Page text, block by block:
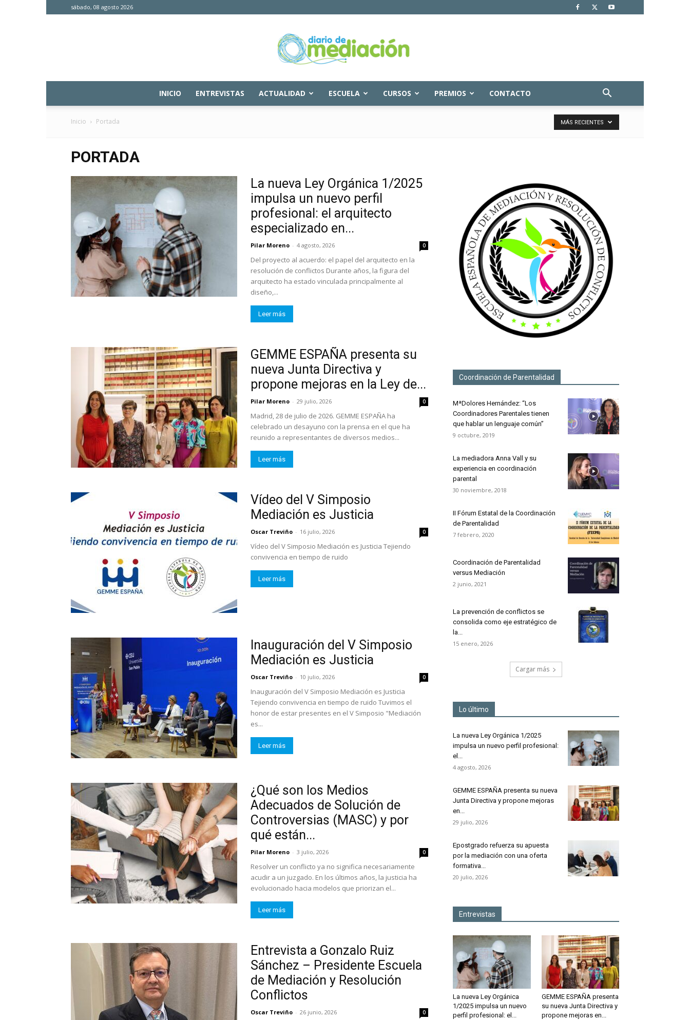
sábado, 08 agosto 2026
Diario
INICIO ENTREVISTAS ACTUALIDAD ESCUELA CURSOS PREMIOS CONTACTO
Inicio Portada MÁS RECIENTES
PORTADA
La nueva Ley Orgánica 1/2025
impulsa un nuevo perfil
profesional: el arquitecto
especializado en...
Pilar Moreno - 4 agosto, 2026 0
Del proyecto al acuerdo: el papel del arquitecto en la
resolución de conflictos Durante años, la figura del
arquitecto ha estado vinculada principalmente al
diseño,...
Leer más
GEMME ESPAÑA presenta su
nueva Junta Directiva y
propone mejoras en la Ley de...
Pilar Moreno - 29 julio, 2026 0
Madrid, 28 de julio de 2026. GEMME ESPAÑA ha
celebrado un desayuno con la prensa en el que ha
reunido a representantes de diversos medios...
Leer más
Vídeo del V Simposio
Mediación es Justicia
Oscar Treviño - 16 julio, 2026 0
Vídeo del V Simposio Mediación es Justicia Tejiendo
convivencia en tiempo de ruido
Leer más
Inauguración del V Simposio
Mediación es Justicia
Oscar Treviño - 10 julio, 2026 0
Inauguración del V Simposio Mediación es Justicia
Tejiendo convivencia en tiempo de ruido Tuvimos el
honor de estar presentes en el V Simposio "Mediación
es...
Leer más
¿Qué son los Medios
Adecuados de Solución de
Controversias (MASC) y por
qué están...
Pilar Moreno - 3 julio, 2026 0
Resolver un conflicto ya no significa necesariamente
acudir a un juzgado. En los últimos años, la justicia ha
evolucionado hacia modelos que priorizan el...
Leer más
Entrevista a Gonzalo Ruiz
Sánchez – Presidente Escuela
de Mediación y Resolución
Conflictos
Oscar Treviño - 26 junio, 2026 0
Coordinación de Parentalidad
MªDolores Hernández: “Los
Coordinadores Parentales tienen
que hablar un lenguaje común”
9 octubre, 2019
La mediadora Anna Vall y su
experiencia en coordinación
parental
30 noviembre, 2018
II Fórum Estatal de la Coordinación
de Parentalidad
7 febrero, 2020
Coordinación de Parentalidad
versus Mediación
2 junio, 2021
La prevención de conflictos se
consolida como eje estratégico de
la...
15 enero, 2026
Cargar más
Lo último
La nueva Ley Orgánica 1/2025
impulsa un nuevo perfil profesional:
el...
4 agosto, 2026
GEMME ESPAÑA presenta su nueva
Junta Directiva y propone mejoras
en...
29 julio, 2026
Epostgrado refuerza su apuesta
por la mediación con una oferta
formativa...
20 julio, 2026
Entrevistas
La nueva Ley Orgánica
1/2025 impulsa un nuevo
perfil profesional: el...
GEMME ESPAÑA presenta
su nueva Junta Directiva y
propone mejoras en...